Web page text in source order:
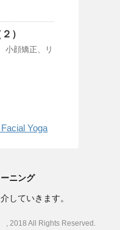
）
小顔矯正、リ
Yoga
ニング
していきます。
, 2018 All Rights Reserved.